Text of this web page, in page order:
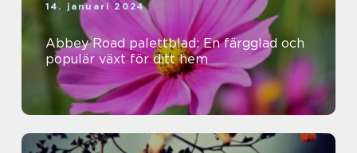
14. januari 2024
Abbey Road palettblad: En färgglad och
populär växt för ditt hem